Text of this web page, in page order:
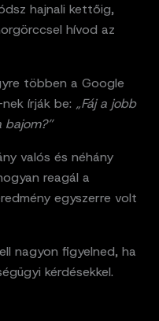
hajnali kettőig,
hívod az
többen a Google
írják be: „Fáj a jobb
bajom?”
valós és néhány
reagál a
egyszerre volt
nagyon figyelned, ha
kérdésekkel.